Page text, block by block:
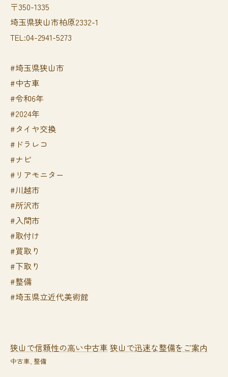
〒350-1335
埼玉県狭山市柏原2332-1
TEL:04-2941-5273
#埼玉県狭山市
#中古車
#令和6年
#2024年
#タイヤ交換
#ドラレコ
#ナビ
#リアモニター
#川越市
#所沢市
#入間市
#取付け
#買取り
#下取り
#整備
#埼玉県立近代美術館
狭山で信頼性の高い中古車 狭山で迅速な整備をご案内
中古車 整備